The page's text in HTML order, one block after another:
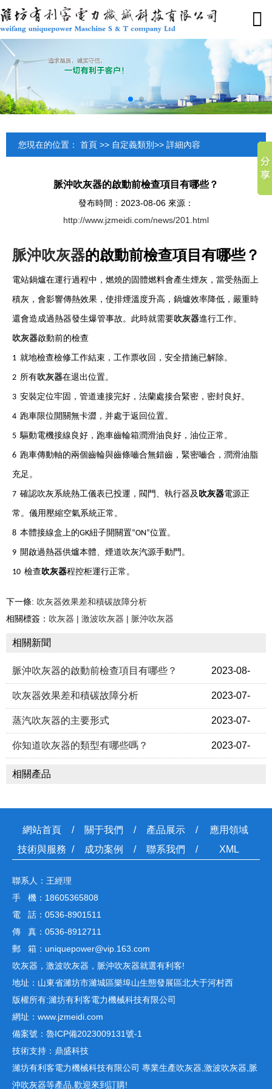
網
站
首
頁
關
于
我
們
司
聞
ISO
營
業
執
照
產
品
展
示
品
示
應
用
領
域
灰
圍
技
術
與
服
務
技
戶
成
功
案
例
裝
果
圖
集
聯
系
我
們
系
士
您現在的位置： 首頁 >> 自定義類別>> 詳細內容
脈沖吹灰器的啟動前檢查項​目有哪些？
發布時間：2023-08-06 來源：
http://www.jzmeidi.com/news/201.html
脈沖吹灰器的啟動前檢查項目有哪些？
電站鍋爐在運行過程中，燃燒的固體燃料會產生煙灰，當受熱面上
積灰，會影響傳熱效果，使排煙溫度升高，鍋爐效率降低，嚴重時
還會造成過熱器發生爆管事故。此時就需要吹灰器進行工作。
吹灰器啟動前的檢查
1 就地檢查檢修工作結束，工作票收回，安全措施已解除。
2 所有吹灰器在退出位置。
3 安裝定位牢固，管道連接完好，法蘭處接合緊密，密封良好。
4 跑車限位開關無卡澀，并處于返回位置。
5驅動電機接線良好，跑車齒輪箱潤滑油良好，油位正常。
6 跑車傳動軸的兩個齒輪與齒條嚙合無錯齒，緊密嚙合，潤滑油脂
充足。
7 確認吹灰系統熱工儀表已投運，閥門、執行器及 吹灰器電源正
常。儀用壓縮空氣系統正常。
8 本體接線盒上的GK紐子開關置“ON”位置。
9 開啟過熱器供爐本體、煙道吹灰汽源手動門。
10 檢查吹灰器程控柜運行正常。
下一條: 吹灰器效果差和積碳故障分​析
相關標簽： 吹灰器 | 激波吹灰器 | 脈沖吹灰器
相關新聞
脈沖吹灰器的啟動前檢查項​目有哪些？ 2023-08-
06
21:57:17
吹灰器效果差和積碳故障分​析 2023-07-
26
22:50:12
蒸汽吹灰器的主要形式​ 2023-07-
22
你知道吹灰器的類型有哪些嗎？ 2023-07-
相關產品
網站首頁 關于我們 產品展示
應用領域
技術與服務
成功案例 聯系我們 XML
聯系人：王經理
手 機：18605365808
電 話：0536-8901511
傳 真：0536-8912711
郵 箱：uniquepower@vip.163.com
吹灰器，激波吹灰器，脈沖吹灰器就選有利客!
地址：山東省濰坊市濰城區樂埠山生態發展區北大于河村西
版權所有:濰坊有利客電力機械科技有限公司
網址：www.jzmeidi.com
備案號： 魯ICP備2023009131號-1
技術支持：鼎盛科技
濰坊有利客電力機械科技有限公司 專業生產吹灰器 激波吹灰器 脈
沖吹灰器等產品,歡迎來到訂購!